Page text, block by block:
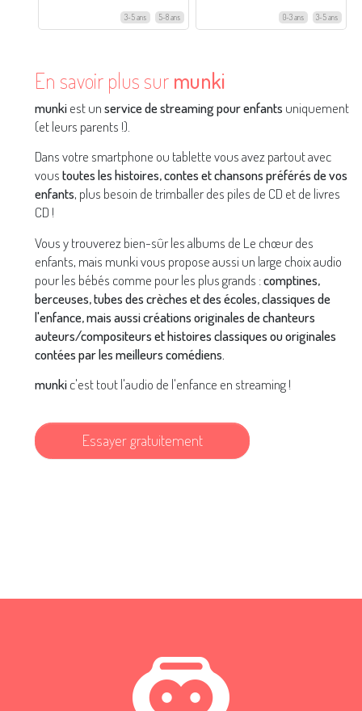
3-5 ans 5-8 ans 0-3 ans 3-5 ans
En savoir plus sur munki
munkiest unservice de streaming pour enfants uniquement
(et leurs parents !).
Dans votre smartphone ou tablette vous avez partout avec
voustoutes les histoires, contes et chansons préférés de vos
enfants, plus besoin de trimballer des piles de CD et de livres
CD !
Vous y trouverez bien-sûr les albums de Le chœur des
enfants, mais munki vous propose aussi un large choix audio
pour les bébés comme pour les plus grands :comptines,
berceuses, tubes des crèches et des écoles, classiques de
l'enfance, mais aussi créations originales de chanteurs
auteurs/compositeurs et histoires classiques ou originales
contées par les meilleurs comédiens.
munkic'est tout l'audio de l'enfance en streaming !
Essayer gratuitement